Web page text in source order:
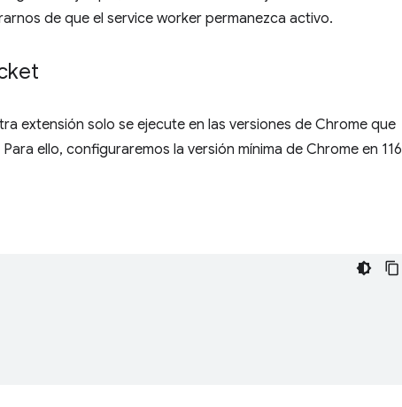
de que el service worker permanezca activo.
extensión solo se ejecute en las versiones de Chrome que
ello, configuraremos la versión mínima de Chrome en 116